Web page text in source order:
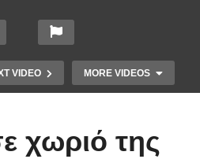
VIDEO MORE VIDEOS
χωριό της